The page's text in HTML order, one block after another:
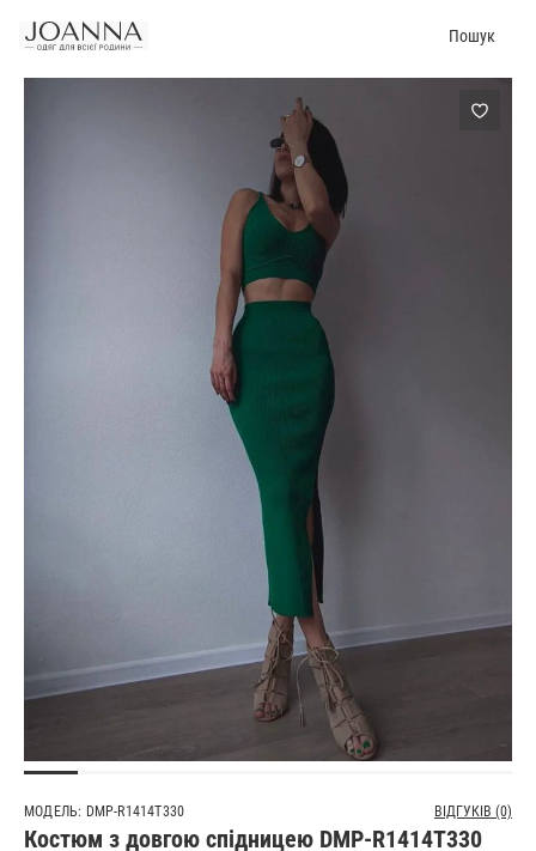
Пошук
МОДЕЛЬ: DMP-R1414T330 ВІДГУКІВ (0)
Костюм з довгою спідницею DMP-R1414T330